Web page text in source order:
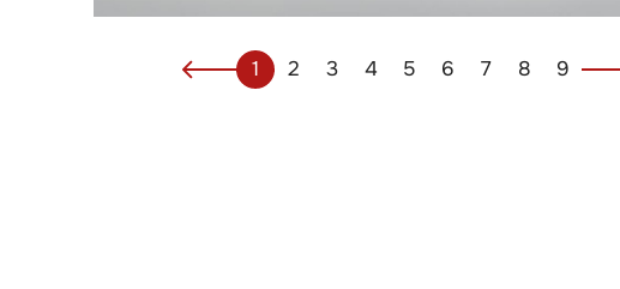
1 2 3 4 5 6 7 8 9